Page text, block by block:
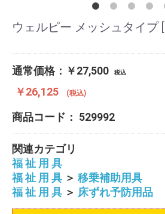
ウェルピー メッシュタイプ
通常価格：￥27,500 税込
￥26,125 (税込)
商品コード： 529992
関連カテゴリ
福 祉 用 具
福 祉 用 具 ＞ 移乗補助用具
福 祉 用 具 ＞ 床ずれ予防用品